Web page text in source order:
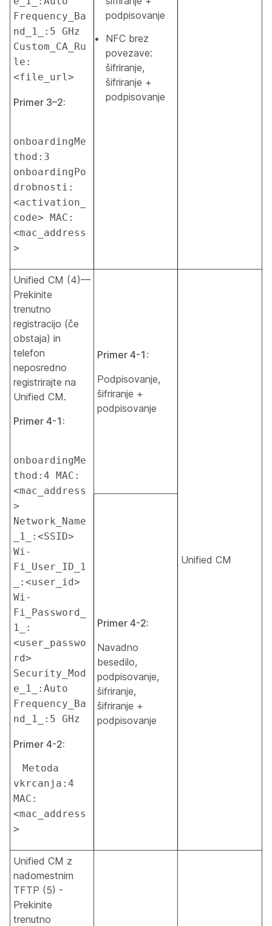
Frequency_Ba
nd_1_:5 GHz
Custom_CA_Ru
le:
<file_url>
Primer 3–2:
onboardingMe
thod:3
onboardingPo
drobnosti:
<activation_
code> MAC:
<mac_address
>
podpisovanje
NFC brez
povezave:
šifriranje,
šifriranje +
podpisovanje
Unified CM (4)—
Prekinite
trenutno
registracijo (če
obstaja) in
telefon
neposredno
registrirajte na
Unified CM.
Primer 4-1:
onboardingMe
thod:4 MAC:
<mac_address
>
Network_Name
_1_:<SSID>
Wi-
Fi_User_ID_1
_:<user_id>
Wi-
Fi_Password_
1_:
<user_passwo
rd>
Security_Mod
e_1_:Auto
Frequency_Ba
nd_1_:5 GHz
Primer 4-2:
vkrcanja:4
MAC:
<mac_address
>
Primer 4-1:
Podpisovanje,
šifriranje +
podpisovanje
Unified CM
Primer 4-2:
Navadno
besedilo,
podpisovanje,
šifriranje,
šifriranje +
podpisovanje
Unified CM z
nadomestnim
TFTP (5) -
Prekinite
trenutno